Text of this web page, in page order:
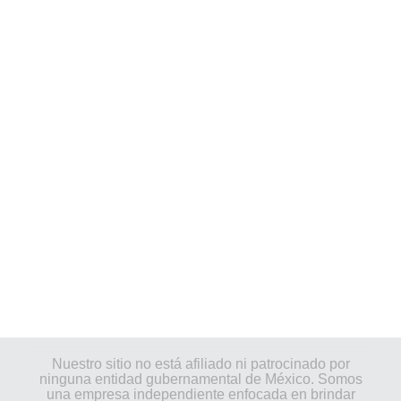
Nuestro sitio no está afiliado ni patrocinado por
ninguna entidad gubernamental de México. Somos
una empresa independiente enfocada en brindar